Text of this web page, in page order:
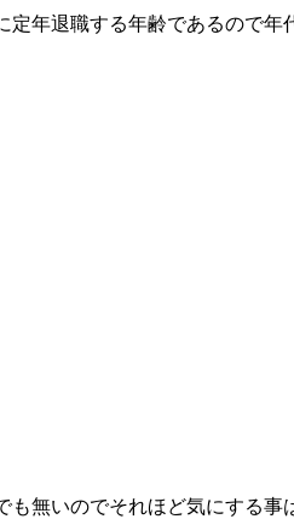
年退職する年齢であるので年
無いのでそれほど気にする事